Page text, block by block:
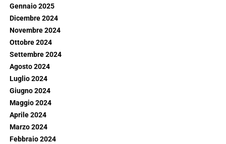
Gennaio 2025
Dicembre 2024
Novembre 2024
Ottobre 2024
Settembre 2024
Agosto 2024
Luglio 2024
Giugno 2024
Maggio 2024
Aprile 2024
Marzo 2024
Febbraio 2024